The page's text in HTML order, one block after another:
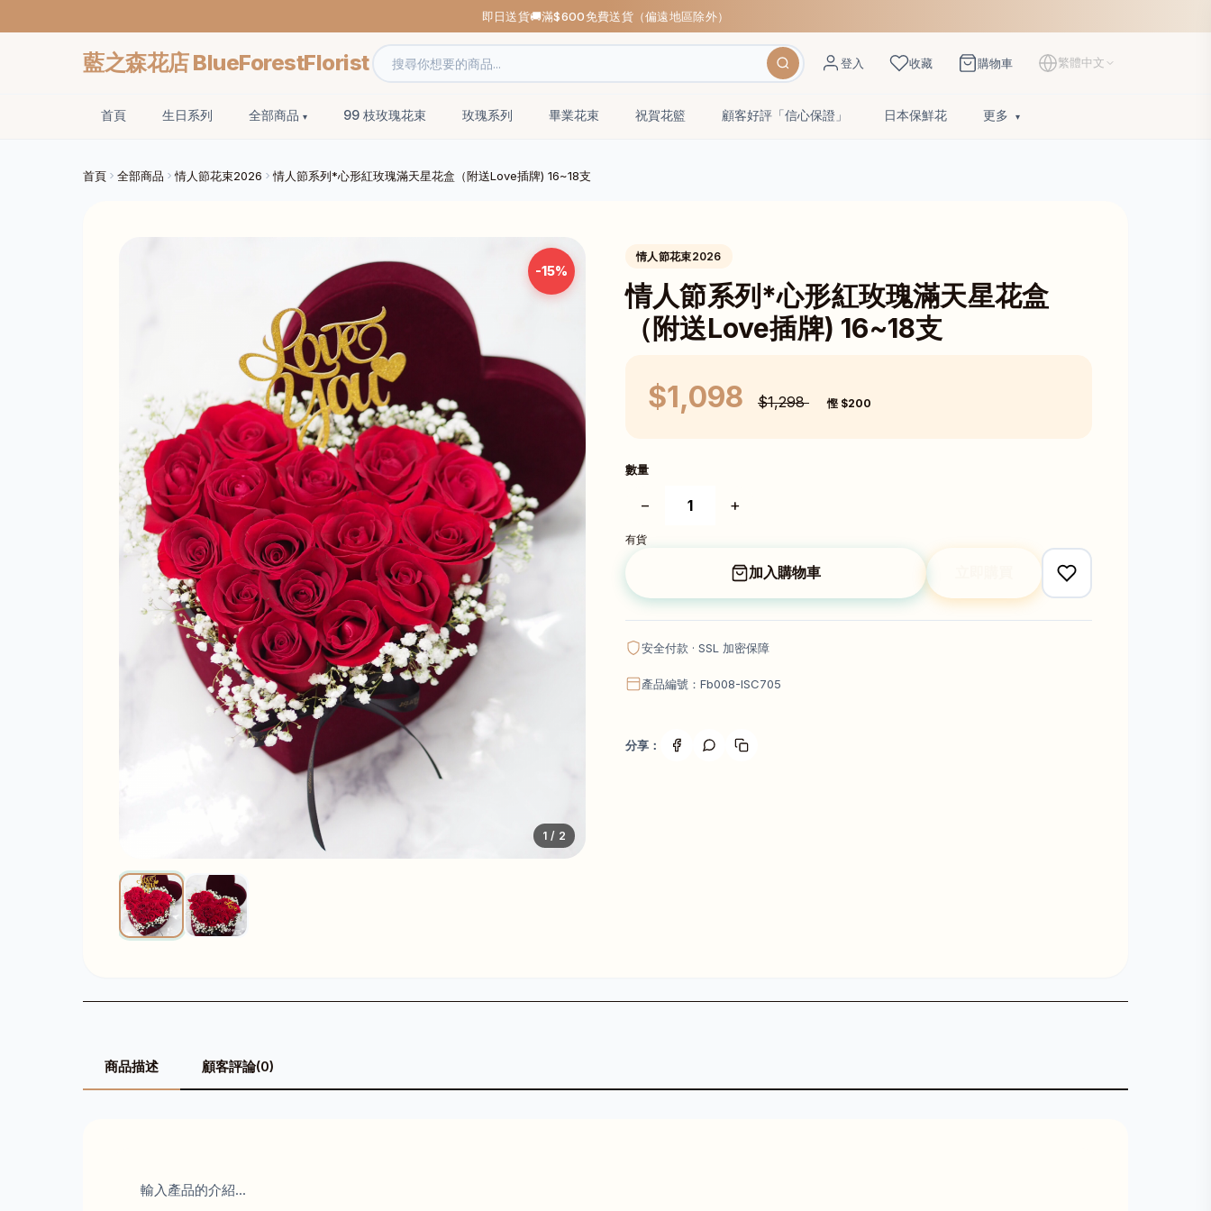
即日送貨🚚滿$600免費送貨（偏遠地區除外）
藍之森花店 BlueForestFlorist 登入 收藏 購物車 繁體中文
首頁 生日系列 全部商品 99 枝玫瑰花束 玫瑰系列 畢業花束 祝賀花籃 顧客好評「信心保證」 日本保鮮花 更多
首頁 全部商品 情人節花束2026 情人節系列*心形紅玫瑰滿天星花盒（附送Love插牌) 16~18支
-15%
1 / 2
情人節花束2026
情人節系列*心形紅玫瑰滿天星花盒
（附送Love插牌) 16~18支
$1,098 $1,298 慳 $200
數量
− +
有貨
加入購物車
安全付款 · SSL 加密保障
產品編號：Fb008-ISC705
分享：
商品描述 顧客評論(0)
輸入產品的介紹...